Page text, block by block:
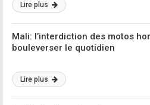
Lire plus
Mali: l’interdiction des motos
bouleverser le quotidien
Lire plus